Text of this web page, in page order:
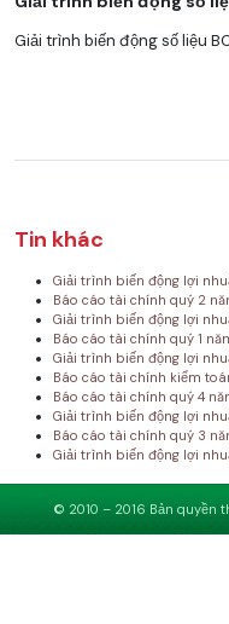
Giải trình biến động số liệu
Tin khác
Giải trình biến động lợi
Báo cáo tài chính quý 2
Giải trình biến động lợi
Báo cáo tài chính quý 1
Giải trình biến động lợi
Báo cáo tài chính kiểm
Báo cáo tài chính quý 4
Giải trình biến động lợi
Báo cáo tài chính quý 3
Giải trình biến động lợi
© 2010 – 2016 Bản quyền